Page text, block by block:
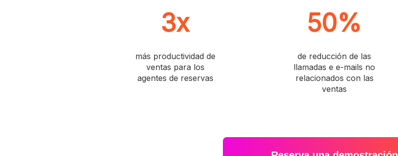
3x
más productividad de
ventas para los
agentes de reservas
50%
de reducción de las
llamadas e e-mails no
relacionados con las
ventas